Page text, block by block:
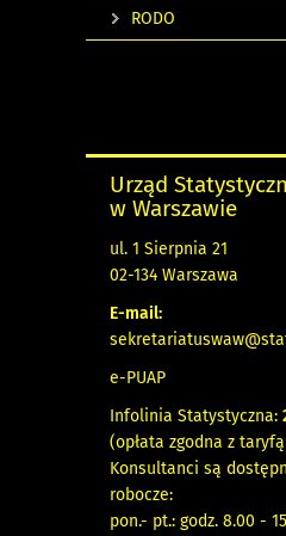
RODO
Urząd
w Warszawie
ul. 1 Sierpnia 21
02-134 Warszawa
E-mail:
e-PUAP
Infolinia Statystyczna:
(opłata zgodna z
Konsultanci są
robocze:
pon.- pt.: godz. 8.00 -